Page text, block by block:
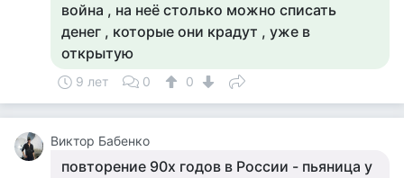
война , на неё столько можно списать
денег , которые они крадут , уже в
открытую
9 лет 0 0
Виктор Бабенко
повторение 90х годов в России - пьяница у